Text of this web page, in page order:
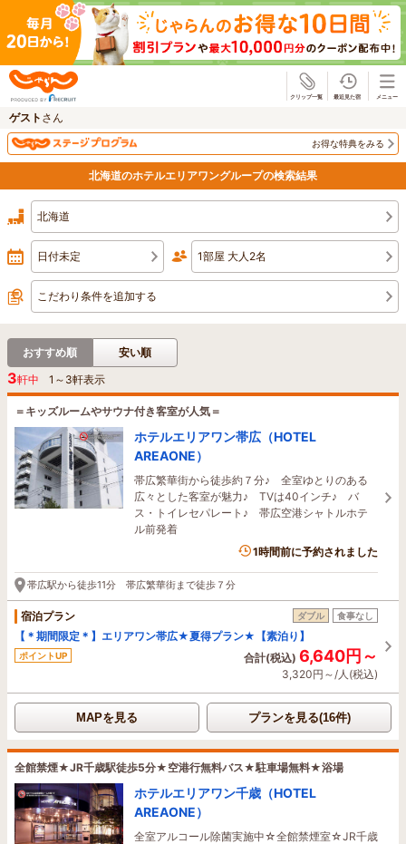
ゲスト さん
お得な特典をみる
北海道のホテルエリアワングループの検索結果
北海道
日付未定 1部屋 大人2名
こだわり条件を追加する
おすすめ順 安い順
3軒中 1 ～ 3軒表示
＝キッズルームやサウナ付き客室が人気＝
ホテルエリアワン帯広（HOTEL
AREAONE）
帯広繁華街から徒歩約７分♪ 全室ゆとりのある
広々とした客室が魅力♪ TVは40インチ♪ バ
ス・トイレセパレート♪ 帯広空港シャトルホテ
ル前発着
1時間前に予約されました
帯広駅から徒歩11分 帯広繁華街まで徒歩７分
宿泊プラン ダブル 食事なし
【＊期間限定＊】エリアワン帯広★夏得プラン★【素泊り】
ポイントUP 合計(税込) 6,640円～
3,320円～/人(税込)
MAPを見る プランを見る(16件)
全館禁煙★JR千歳駅徒歩5分★空港行無料バス★駐車場無料★浴場
ホテルエリアワン千歳（HOTEL
AREAONE）
全室アルコール除菌実施中☆全館禁煙室☆JR千歳